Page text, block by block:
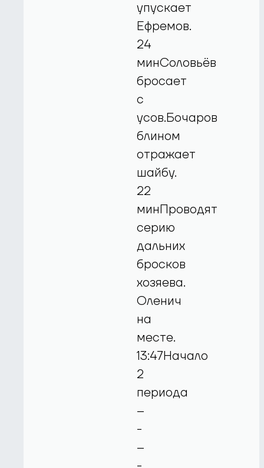
упускает
Ефремов.
24
минСоловьёв
бросает
с
усов.Бочаров
блином
отражает
шайбу.
22
минПроводят
серию
дальних
бросков
хозяева.
Оленич
на
месте.
13:47Начало
2
периода
--
-
--